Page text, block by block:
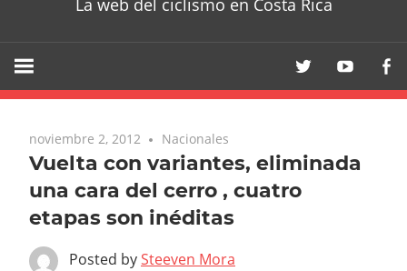
La web del ciclismo en Costa Rica
noviembre 2, 2012 Nacionales
Vuelta con variantes, eliminada
una cara del cerro , cuatro
etapas son inéditas
Posted bySteeven Mora